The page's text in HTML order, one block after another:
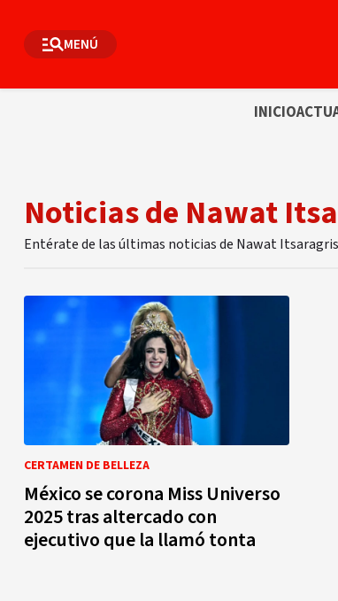
MENÚ
INICIO
Noticias de Nawat
Entérate de las últimas noticias de Nawat
CERTAMEN DE BELLEZA
México se corona Miss Universo
2025 tras altercado con
ejecutivo que la llamó tonta